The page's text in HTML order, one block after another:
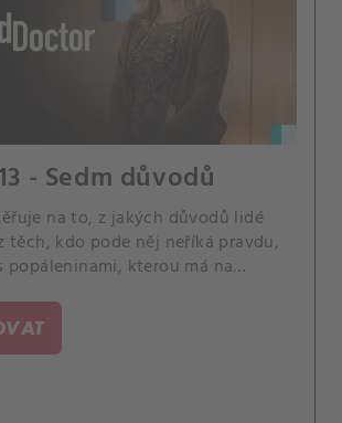
- Sedm důvodů
na to, z jakých důvodů lidé
těch, kdo pode něj neříká pravdu,
popáleninami, kterou má na